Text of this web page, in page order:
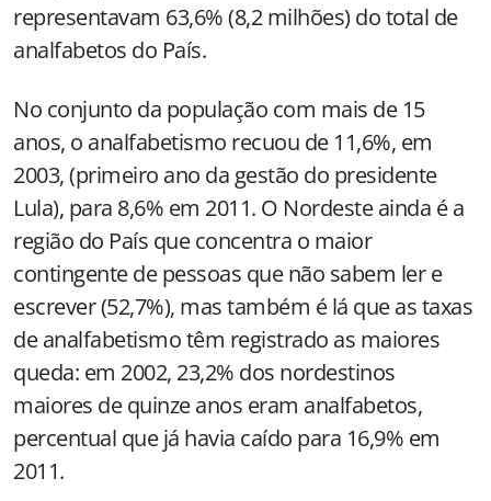
representavam 63,6% (8,2 milhões) do total de
analfabetos do País.
No conjunto da população com mais de 15
anos, o analfabetismo recuou de 11,6%, em
2003, (primeiro ano da gestão do presidente
Lula), para 8,6% em 2011. O Nordeste ainda é a
região do País que concentra o maior
contingente de pessoas que não sabem ler e
escrever (52,7%), mas também é lá que as taxas
de analfabetismo têm registrado as maiores
queda: em 2002, 23,2% dos nordestinos
maiores de quinze anos eram analfabetos,
percentual que já havia caído para 16,9% em
2011.